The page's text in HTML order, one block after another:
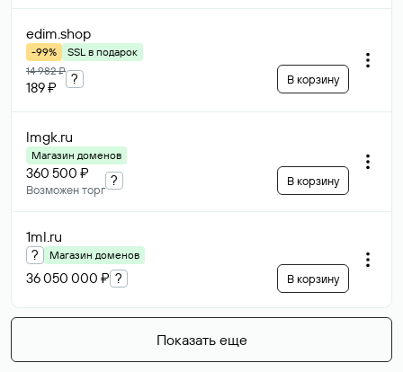
edim.shop
-99%
SSL в подарок
14 982 ₽
189 ₽
? В корзину
lmgk.ru
Магазин доменов
360 500 ₽
Возможен торг
? В корзину
1ml.ru
? Магазин доменов
36 050 000 ₽ ? В корзину
Показать еще